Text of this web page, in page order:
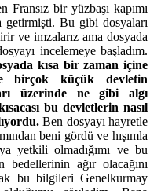
Fransız bir yüzbaşı kapımı
Bu gibi dosyaları
ve imzalarız ama dosyada
incelemeye başladım.
kısa bir zaman içine
birçok küçük devletin
üzerinde ne gibi algı
bu devletlerin nasıl
Ben dosyayı hayretle
beni gördü ve hışımla
yetkili olmadığımı ve bu
bedellerinin ağır olacağını
bu bilgileri Genelkurmay